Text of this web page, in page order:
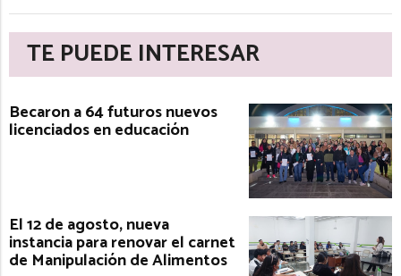
TE PUEDE INTERESAR
Becaron a 64 futuros nuevos
licenciados en educación
El 12 de agosto, nueva
instancia para renovar el carnet
de Manipulación de Alimentos